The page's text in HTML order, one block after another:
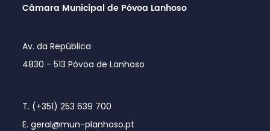
Câmara Municipal de Póvoa Lanhoso
Av. da República
4830 - 513 Póvoa de Lanhoso
T. (+351) 253 639 700
E. geral@mun-planhoso.pt